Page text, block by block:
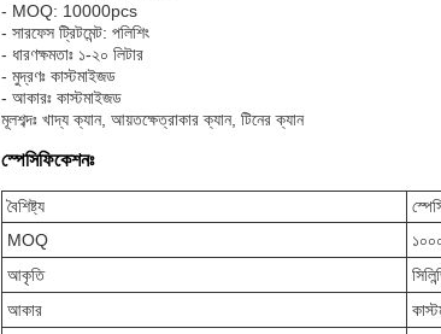
- MOQ: 10000pcs
- সারফেস ট্রিটমেন্ট: পলিশিং
- ধারণক্ষমতাঃ ১-২০ লিটার
- মুদ্রণঃ কাস্টমাইজড
- আকারঃ কাস্টমাইজড
মূলশব্দঃ খাদ্য ক্যান, আয়তক্ষেত্রাকার ক্যান, টিনের ক্যান
স্পেসিফিকেশনঃ
বৈশিষ্ট্য
MOQ
আকৃতি
আকার